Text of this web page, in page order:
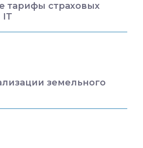
тарифы страховых
IT
земельного